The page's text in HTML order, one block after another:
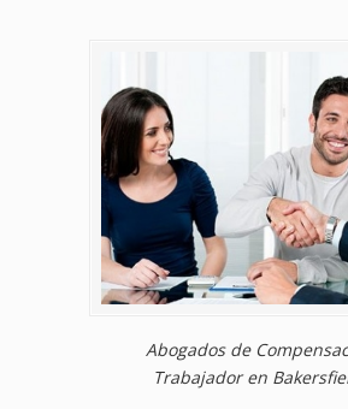
Abogados de
Trabajador en